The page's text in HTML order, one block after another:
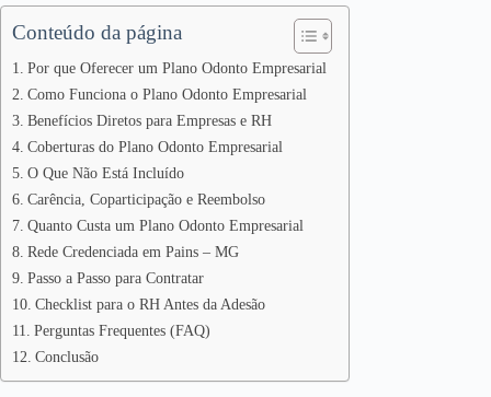
Conteúdo da página
Por que Oferecer um Plano Odonto Empresarial
Como Funciona o Plano Odonto Empresarial
Benefícios Diretos para Empresas e RH
Coberturas do Plano Odonto Empresarial
O Que Não Está Incluído
Carência, Coparticipação e Reembolso
Quanto Custa um Plano Odonto Empresarial
Rede Credenciada em Pains – MG
Passo a Passo para Contratar
Checklist para o RH Antes da Adesão
Perguntas Frequentes (FAQ)
Conclusão